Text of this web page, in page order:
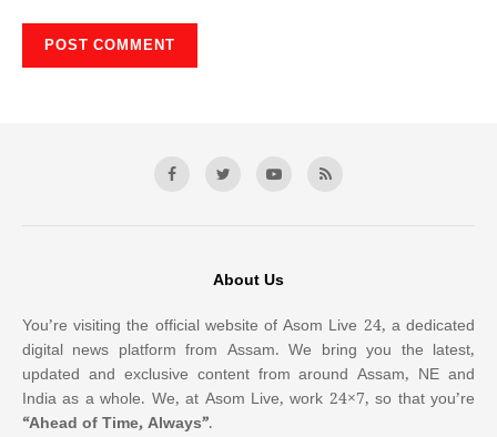
About Us
You’re visiting the official website of Asom Live 24, a dedicated
digital news platform from Assam. We bring you the latest,
updated and exclusive content from around Assam, NE and
India as a whole. We, at Asom Live, work 24×7, so that you’re
“Ahead of Time, Always”.